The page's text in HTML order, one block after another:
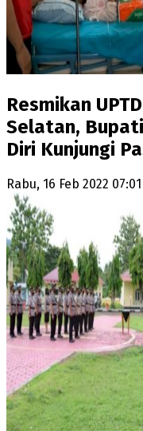
Resmikan
Selatan,
Diri Kunjungi
Rabu, 16 Feb 2022 07:01